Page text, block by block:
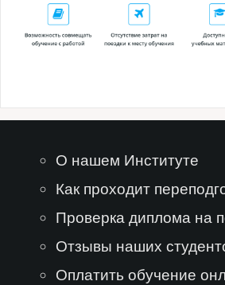
О нашем Институте
Как проходит
Проверка диплома на
Отзывы наших
Оплатить обучение